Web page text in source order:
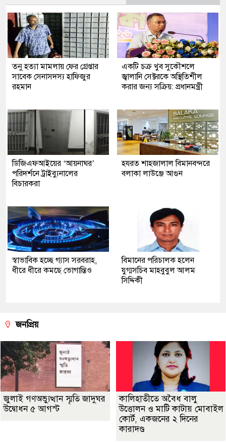
তনু হত্যা মামলায় ফের গ্রেপ্তার
সাবেক সেনাসদস্য হাফিজুর
রহমান
একটি চক্র খুব সুকৌশলে
জ্বালানি সেক্টরকে অস্থিতিশীল
করার জন্য সক্রিয়: প্রধানমন্ত্রী
ডিজিএফআইয়ের ‘আয়নাঘর’
পরিদর্শনে ট্রাইব্যুনালের
বিচারকরা
হযরত শাহজালাল বিমানবন্দরে
বলাকা লাউঞ্জে আগুন
স্বাভাবিক হচ্ছে গ্যাস সরবরাহ,
ধীরে ধীরে কমছে ভোগান্তিও
বিমানের পরিচালক হলেন
যুগ্মসচিব মাহবুবুল আলম
সিদ্দিকী
জনপ্রিয়
জুলাই গণঅভ্যুত্থান স্মৃতি জাদুঘর
উদ্বোধন ৫ আগস্ট
কালিহাতীতে অবৈধ বালু
উত্তোলন ও মাটি কাটায় মোবাইল
কোর্ট, একজনের ২ দিনের
কারাদণ্ড